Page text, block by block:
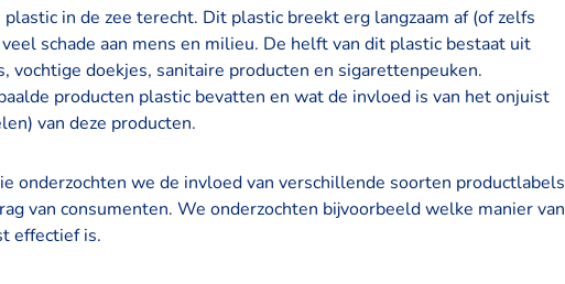
in de zee terecht. Dit plastic breekt erg langzaam af (of zelfs
schade aan mens en milieu. De helft van dit plastic bestaat uit
vochtige doekjes, sanitaire producten en sigarettenpeuken.
producten plastic bevatten en wat de invloed is van het onjuist
van deze producten.
onderzochten we de invloed van verschillende soorten productlabels
van consumenten. We onderzochten bijvoorbeeld welke manier van
effectief is.